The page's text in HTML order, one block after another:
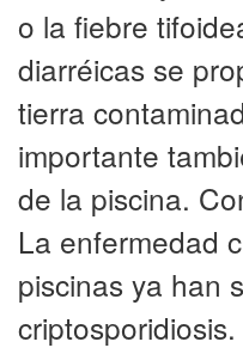
o la fiebre
diarréicas se
tierra
importante
de la piscina.
La enfermedad
piscinas ya han